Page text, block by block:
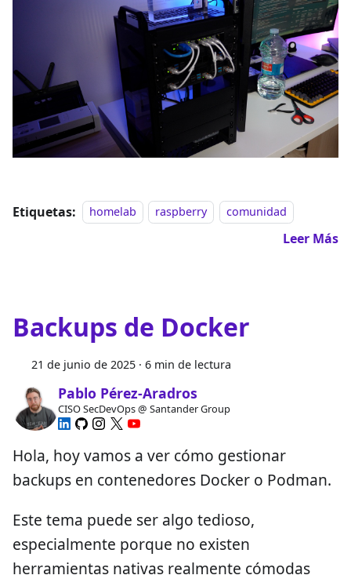
Etiquetas: homelab raspberry comunidad
Leer Más
Backups de Docker
21 de junio de 2025 · 6 min de lectura
Pablo Pérez-Aradros
CISO SecDevOps @ Santander Group
Hola, hoy vamos a ver cómo gestionar
backups en contenedores Docker o Podman.
Este tema puede ser algo tedioso,
especialmente porque no existen
herramientas nativas realmente cómodas